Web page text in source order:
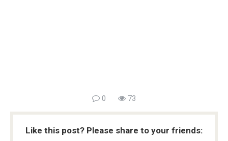
0 73
Like this post? Please share to your friends: